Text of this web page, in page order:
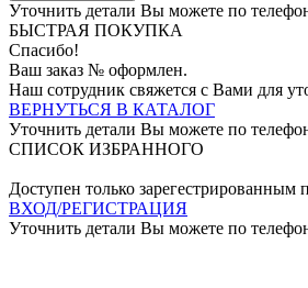
Уточнить детали Вы можете по
БЫСТРАЯ ПОКУПКА
Спасибо!
Ваш заказ № оформлен.
Наш сотрудник свяжется с Вами для
ВЕРНУТЬСЯ В КАТАЛОГ
Уточнить детали Вы можете по
СПИСОК ИЗБРАННОГО
Доступен только зарегестрированным
ВХОД/РЕГИСТРАЦИЯ
Уточнить детали Вы можете по